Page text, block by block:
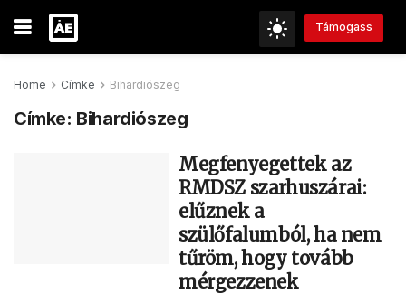
Támogass
Home Címke Bihardiószeg
Címke: Bihardiószeg
Megfenyegettek az
RMDSZ szarhuszárai:
elűznek a
szülőfalumból, ha nem
tűröm, hogy tovább
mérgezzenek